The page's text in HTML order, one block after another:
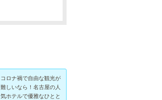
コロナ禍で自由な観光が
難しいなら！名古屋の人
気ホテルで優雅なひとと